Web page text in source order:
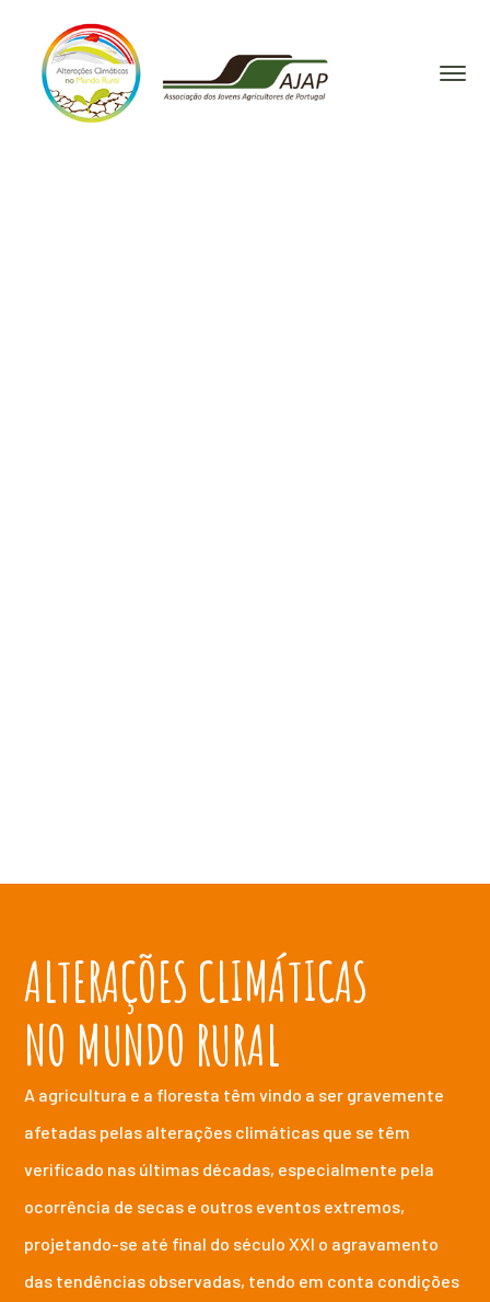
ALTERAÇÕES CLIMÁTICAS
NO MUNDO RURAL
A agricultura e a floresta têm vindo a ser gravemente
afetadas pelas alterações climáticas que se têm
verificado nas últimas décadas, especialmente pela
ocorrência de secas e outros eventos extremos,
projetando-se até final do século XXI o agravamento
das tendências observadas, tendo em conta condições